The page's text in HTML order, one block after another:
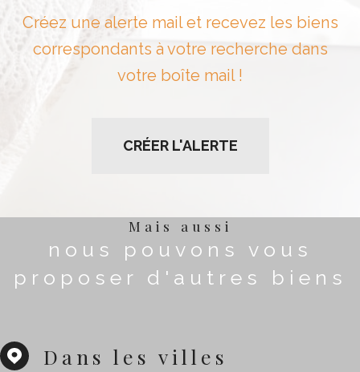
Créez une alerte mail et recevez les biens
correspondants à votre recherche dans
votre boîte mail !
CRÉER L'ALERTE
Mais aussi
nous pouvons vous
proposer d'autres biens
Dans les villes